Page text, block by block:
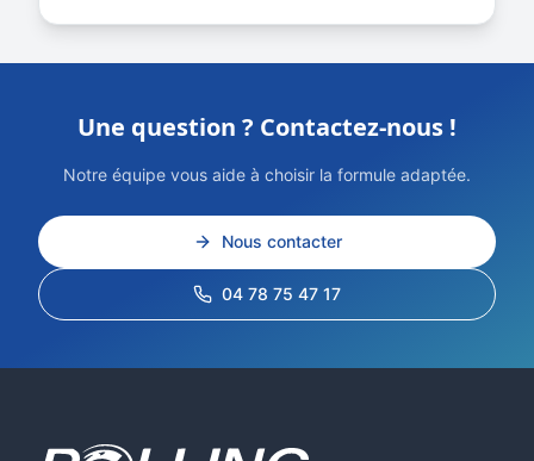
Une question ? Contactez-nous !
Notre équipe vous aide à choisir la formule adaptée.
Nous contacter
04 78 75 47 17